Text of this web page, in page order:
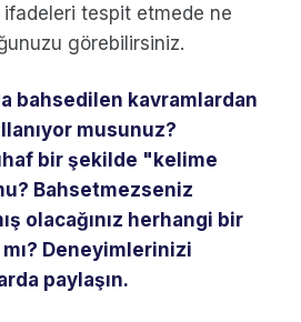
tespit etmede ne
görebilirsiniz.
bahsedilen kavramlardan
musunuz?
bir şekilde "kelime
Bahsetmezseniz
olacağınız herhangi bir
mı? Deneyimlerinizi
paylaşın.